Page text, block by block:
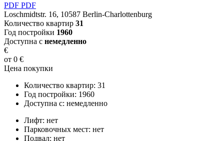
PDF PDF
Loschmidtstr. 16, 10587 Berlin-Charlottenburg
Количество квартир 31
Год постройки 1960
Доступна с немедленно
€
от 0 €
Цена покупки
Количество квартир: 31
Год постройки: 1960
Доступна с: немедленно
Лифт: нет
Парковочных мест: нет
Подвал: нет